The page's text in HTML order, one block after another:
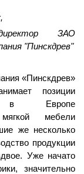
ЗАО
"Пинскдрев"
«Пинскдрев»
позиции
в Европе
мягкой мебели
же несколько
продукции
Уже начато
значительно